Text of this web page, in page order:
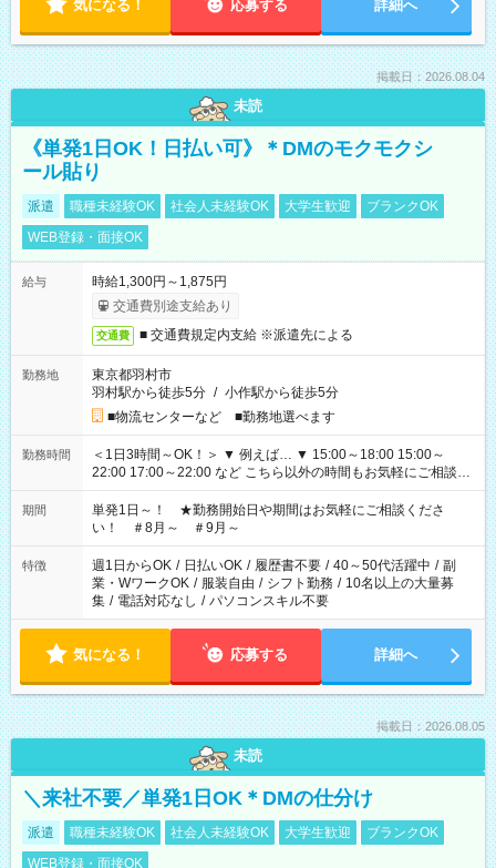
気になる！ 応募する 詳細へ
掲載日：2026.08.04
未読
《単発1日OK！日払い可》＊DMのモクモクシ
ール貼り
派遣 職種未経験OK 社会人未経験OK 大学生歓迎
ブランクOK
WEB登録・面接OK
給与
時給1,300円～1,875円
交通費別途支給あり
交通費 ■ 交通費規定内支給 ※派遣先による
勤務地
東京都羽村市
羽村駅から徒歩5分 / 小作駅から徒歩5分
■物流センターなど ■勤務地選べます
勤務時間
＜1日3時間～OK！＞ ▼ 例えば… ▼ 15:00～18:00 15:00～
22:00 17:00～22:00 など こちら以外の時間もお気軽にご相談く
ださい！
期間
単発1日～！ ★勤務開始日や期間はお気軽にご相談くださ
い！ ＃8月～ ＃9月～
特徴 週1日からOK / 日払いOK / 履歴書不要 / 40～50代活躍中 / 副
業・WワークOK / 服装自由 / シフト勤務 / 10名以上の大量募
集 / 電話対応なし / パソコンスキル不要
気になる！ 応募する 詳細へ
掲載日：2026.08.05
未読
＼来社不要／単発1日OK＊DMの仕分け
派遣 職種未経験OK 社会人未経験OK 大学生歓迎
ブランクOK
WEB登録・面接OK